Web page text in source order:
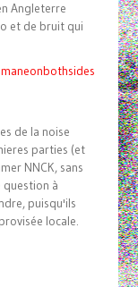
Angleterre
et de bruit qui
de la noise
parties (et
NNCK, sans
question à
puisqu'ils
locale.